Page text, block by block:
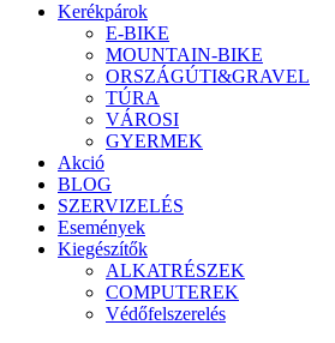
Kerékpárok
E-BIKE
MOUNTAIN-BIKE
ORSZÁGÚTI&GRAVEL
TÚRA
VÁROSI
GYERMEK
Akció
BLOG
SZERVIZELÉS
Események
Kiegészítők
ALKATRÉSZEK
COMPUTEREK
Védőfelszerelés